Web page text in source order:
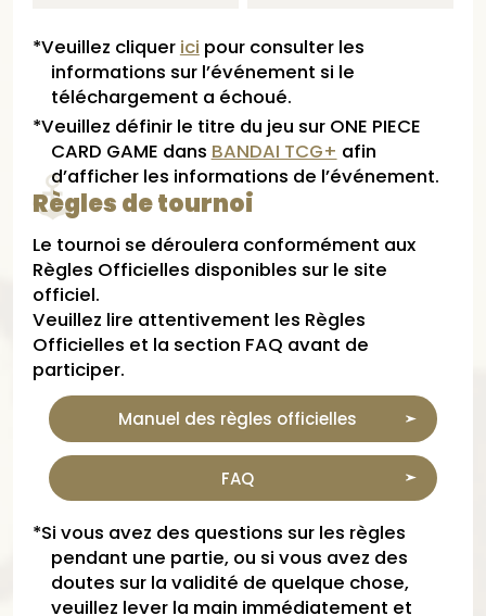
*Veuillez cliquer ici pour consulter les
informations sur l’événement si le
téléchargement a échoué.
*Veuillez définir le titre du jeu sur ONE PIECE
CARD GAME dans BANDAI TCG+ afin
d’afficher les informations de l’événement.
Règles de tournoi
Le tournoi se déroulera conformément aux
Règles Officielles disponibles sur le site
officiel.
Veuillez lire attentivement les Règles
Officielles et la section FAQ avant de
participer.
Manuel des règles officielles
FAQ
*Si vous avez des questions sur les règles
pendant une partie, ou si vous avez des
doutes sur la validité de quelque chose,
veuillez lever la main immédiatement et